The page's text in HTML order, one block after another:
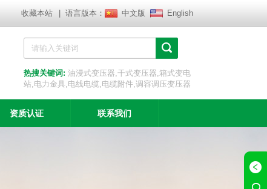
收藏本站 | 语言版本： 中文版 English
热搜关键词: 油浸式变压器,干式变压器,箱式变电
站,电力金具,电线电缆,电缆附件,调容调压变压器
资质认证 联系我们